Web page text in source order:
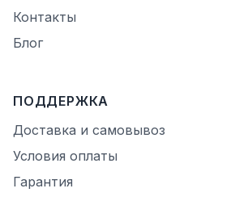
Контакты
Блог
ПОДДЕРЖКА
Доставка и самовывоз
Условия оплаты
Гарантия